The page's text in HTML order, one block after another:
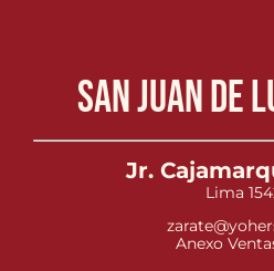
San Juan de
Jr.
Lima
Anexo